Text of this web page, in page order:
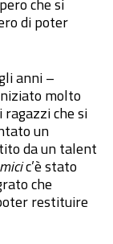
che si
di poter
anni –
molto
che si
un
da un talent
c’è stato
che
restituire